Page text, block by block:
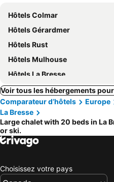
Hôtels Colmar
Hôtels Gérardmer
Hôtels Rust
Hôtels Mulhouse
Hôtels La Bresse
Voir tous les hébergements
Comparateur d’hôtels
Europe
La Bresse
Large chalet with 20 beds in La
or ski.
Choisissez votre pays